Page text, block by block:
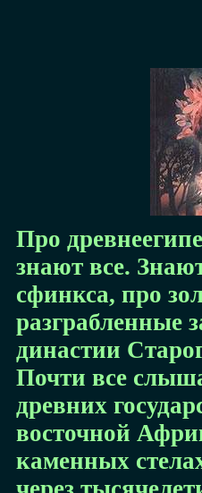
Про
знают все.
сфинкса, про
разграбленные
династии
Почти все
древних
восточной
каменных